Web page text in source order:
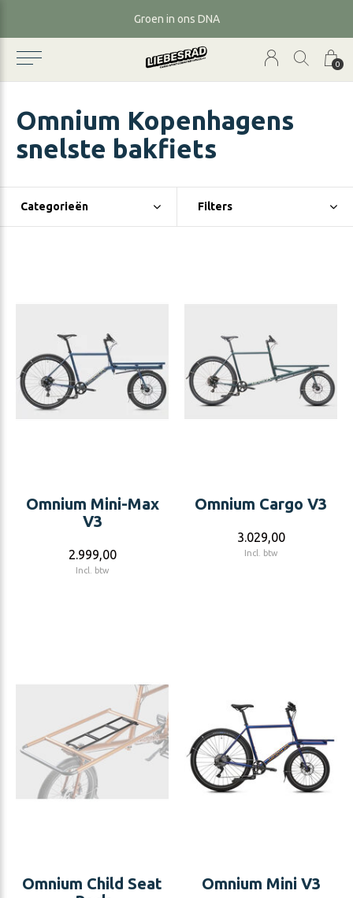
0
Groen in ons DNA
Omnium Kopenhagens
snelste bakfiets
Categorieën Filters
Omnium Mini-Max
V3
2.999,00
Incl. btw
Omnium Cargo V3
3.029,00
Incl. btw
Omnium Child Seat
Omnium Mini V3